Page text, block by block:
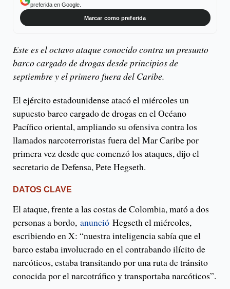
preferida en Google.
Marcar como preferida
Este es el octavo ataque conocido contra un presunto
barco cargado de drogas desde principios de
septiembre y el primero fuera del Caribe.
El ejército estadounidense atacó el miércoles un
supuesto barco cargado de drogas en el Océano
Pacífico oriental, ampliando su ofensiva contra los
llamados narcoterroristas fuera del Mar Caribe por
primera vez desde que comenzó los ataques, dijo el
secretario de Defensa, Pete Hegseth.
DATOS CLAVE
El ataque, frente a las costas de Colombia, mató a dos
personas a bordo, anunció Hegseth el miércoles,
escribiendo en X: “nuestra inteligencia sabía que el
barco estaba involucrado en el contrabando ilícito de
narcóticos, estaba transitando por una ruta de tránsito
conocida por el narcotráfico y transportaba narcóticos”.